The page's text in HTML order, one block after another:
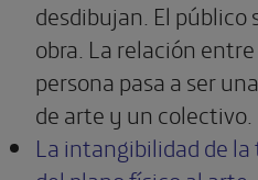
desdibujan. El
obra. La relación
persona pasa a ser
de arte y un colectivo.
La intangibilidad de